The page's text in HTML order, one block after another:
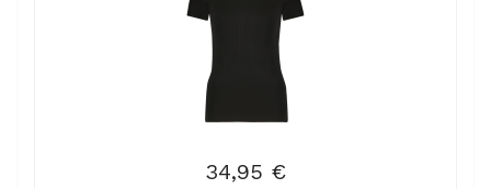
34,95 €